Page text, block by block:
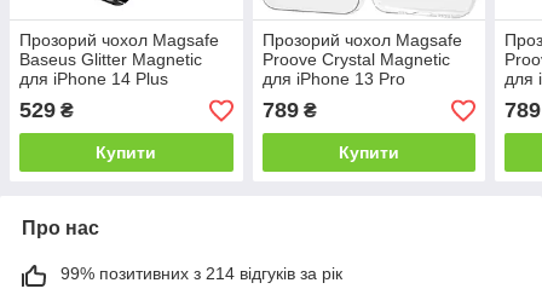
Прозорий чохол Magsafe
Baseus Glitter Magnetic
для iPhone 14 Plus
(захисне скло в комплекті)
529 ₴
Купити
Прозорий чохол Magsafe
Proove Crystal Magnetic
для iPhone 13 Pro
789₴
Купити
для
789
Про нас
99% позитивних з 214 відгуків за рік